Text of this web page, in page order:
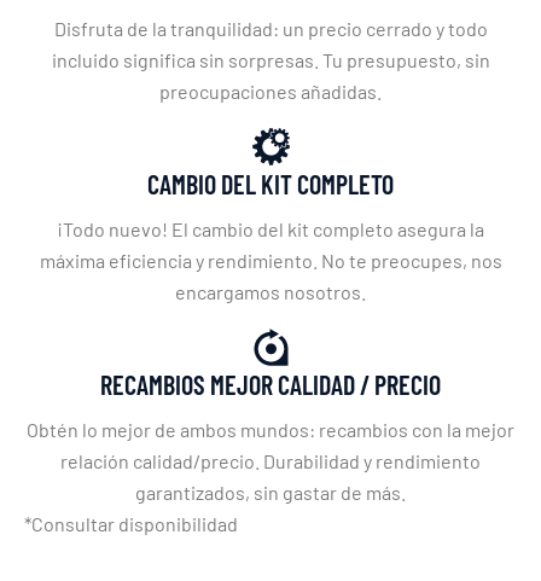
Disfruta de la tranquilidad: un precio cerrado y todo
incluido significa sin sorpresas. Tu presupuesto, sin
preocupaciones añadidas.
CAMBIO DEL KIT COMPLETO
¡Todo nuevo! El cambio del kit completo asegura la
máxima eficiencia y rendimiento. No te preocupes, nos
encargamos nosotros.
RECAMBIOS MEJOR CALIDAD / PRECIO
Obtén lo mejor de ambos mundos: recambios con la mejor
relación calidad/precio. Durabilidad y rendimiento
garantizados, sin gastar de más.
*Consultar disponibilidad